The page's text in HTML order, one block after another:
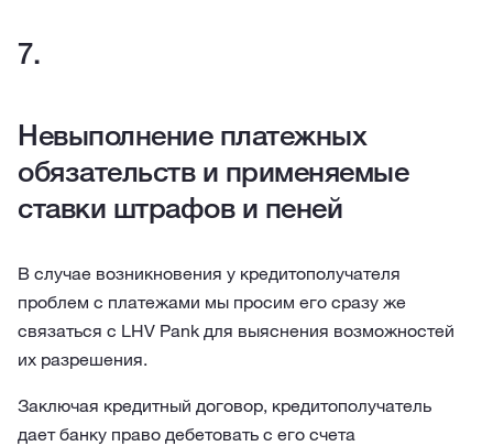
Невыполнение платежных
обязательств и применяемые
ставки штрафов и пеней
В случае возникновения у кредитополучателя
проблем с платежами мы просим его сразу же
связаться с LHV Pank для выяснения возможностей
их разрешения.
Заключая кредитный договор, кредитополучатель
дает банку право дебетовать с его счета